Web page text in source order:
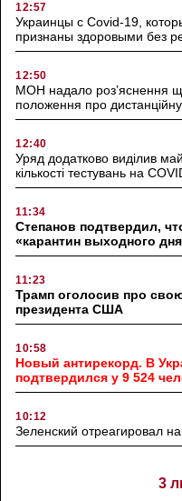
12:57
Украинцы с Covid-19,
признаны здоровыми без
12:50
МОН надало роз’яснення
положення про
12:40
Уряд додатково виділив
кількості тестувань на
11:34
Степанов подтвердил,
«карантин выходного
11:23
Трамп оголосив про
президента США
10:58
Новый антирекорд. В
подтвердился у 9 524
10:12
Зеленский отреагировал
3